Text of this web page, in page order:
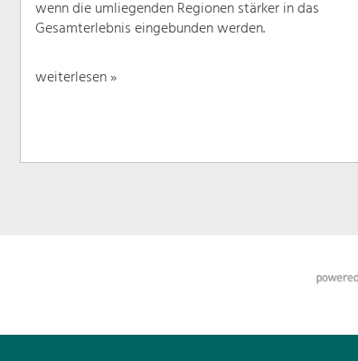
wenn die umliegenden Regionen stärker in das
Gesamterlebnis eingebunden werden.
weiterlesen »